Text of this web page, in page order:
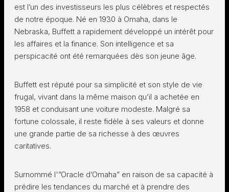
est l’un des investisseurs les plus célèbres et respectés
de notre époque. Né en 1930 à Omaha, dans le
Nebraska, Buffett a rapidement développé un intérêt pour
les affaires et la finance. Son intelligence et sa
perspicacité ont été remarquées dès son jeune âge.
Buffett est réputé pour sa simplicité et son style de vie
frugal, vivant dans la même maison qu’il a achetée en
1958 et conduisant une voiture modeste. Malgré sa
fortune colossale, il reste fidèle à ses valeurs et donne
une grande partie de sa richesse à des œuvres
caritatives.
Surnommé l'”Oracle d’Omaha” en raison de sa capacité à
prédire les tendances du marché et à prendre des